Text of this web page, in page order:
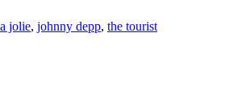
jolie, johnny depp, the tourist